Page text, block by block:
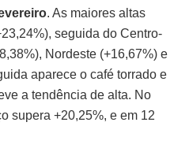
. As maiores altas
seguida do Centro-
Nordeste (+16,67%) e
aparece o café torrado e
a tendência de alta. No
supera +20,25%, e em 12